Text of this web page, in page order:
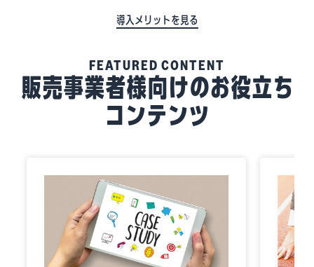
導入メリットを見る
FEATURED CONTENT
販売事業者様向けのお役立ち
コンテンツ